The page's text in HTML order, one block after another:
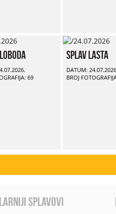
69
Splav Lasta
DATUM:
BROJ
splavovi